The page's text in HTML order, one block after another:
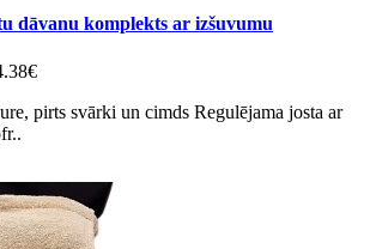
dāvanu komplekts ar izšuvumu
pirts svārki un cimds Regulējama josta ar